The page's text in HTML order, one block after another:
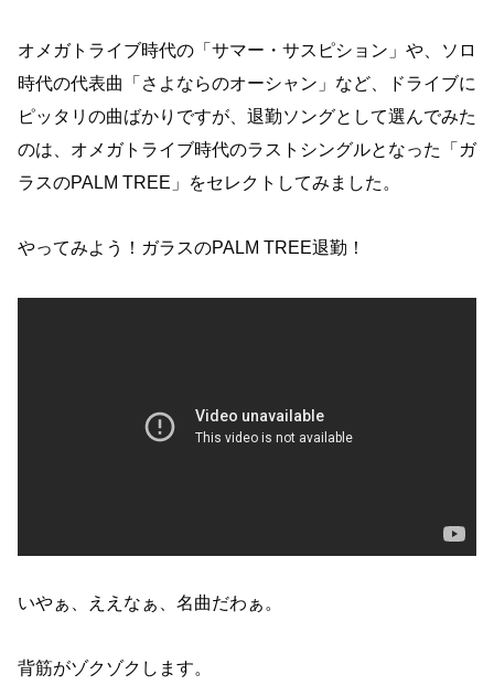
オメガトライブ時代の「サマー・サスピション」や、ソロ
時代の代表曲「さよならのオーシャン」など、ドライブに
ピッタリの曲ばかりですが、退勤ソングとして選んでみた
のは、オメガトライブ時代のラストシングルとなった「ガ
ラスのPALM TREE」をセレクトしてみました。
やってみよう！ガラスのPALM TREE退勤！
いやぁ、ええなぁ、名曲だわぁ。
背筋がゾクゾクします。